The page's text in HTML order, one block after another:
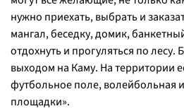
нужно приехать, выбрать и
мангал, беседку, домик,
отдохнуть и прогуляться по лесу.
выходом на Каму. На территории
футбольное поле, волейбольная
площадки».